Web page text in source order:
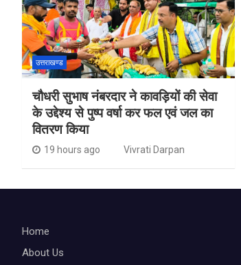
उत्तराखण्ड
चौधरी सुभाष नंबरदार ने कावड़ियों की सेवा
के उद्देश्य से पुष्प वर्षा कर फल एवं जल का
वितरण किया
19 hours ago Vivrati Darpan
Home
About Us